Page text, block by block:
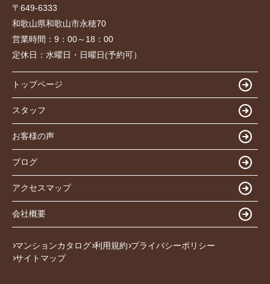
〒649-6333
和歌山県和歌山市永穂70
営業時間： 9：00～18：00
定休日： 水曜日・日曜日(予約可）
トップページ
スタッフ
お客様の声
ブログ
アクセスマップ
会社概要
マンションカタログ 利用規約 プライバシーポリシー
サイトマップ